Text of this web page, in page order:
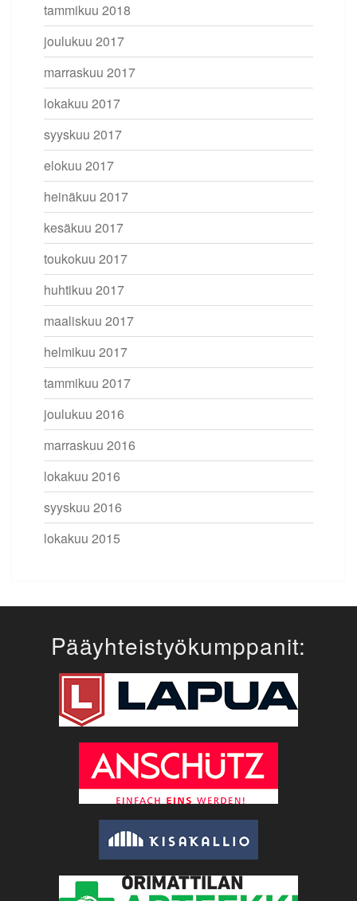
tammikuu 2018
joulukuu 2017
marraskuu 2017
lokakuu 2017
syyskuu 2017
elokuu 2017
heinäkuu 2017
kesäkuu 2017
toukokuu 2017
huhtikuu 2017
maaliskuu 2017
helmikuu 2017
tammikuu 2017
joulukuu 2016
marraskuu 2016
lokakuu 2016
syyskuu 2016
lokakuu 2015
Pääyhteistyökumppanit: